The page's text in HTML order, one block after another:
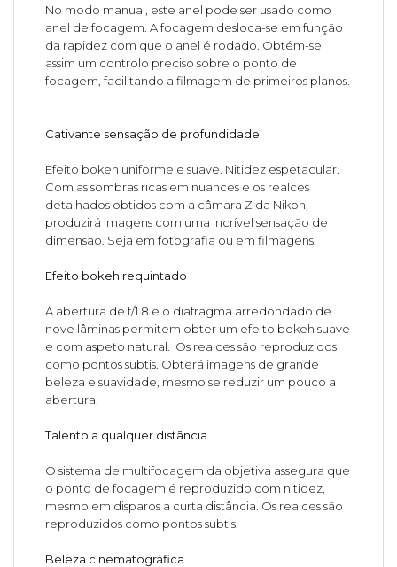
No modo manual, este anel pode ser usado como
anel de focagem. A focagem desloca-se em função
da rapidez com que o anel é rodado. Obtém-se
assim um controlo preciso sobre o ponto de
focagem, facilitando a filmagem de primeiros planos.
Cativante sensação de profundidade
Efeito bokeh uniforme e suave. Nitidez espetacular.
Com as sombras ricas em nuances e os realces
detalhados obtidos com a câmara Z da Nikon,
produzirá imagens com uma incrível sensação de
dimensão. Seja em fotografia ou em filmagens.
Efeito bokeh requintado
A abertura de f/1.8 e o diafragma arredondado de
nove lâminas permitem obter um efeito bokeh suave
e com aspeto natural. Os realces são reproduzidos
como pontos subtis. Obterá imagens de grande
beleza e suavidade, mesmo se reduzir um pouco a
abertura.
Talento a qualquer distância
O sistema de multifocagem da objetiva assegura que
o ponto de focagem é reproduzido com nitidez,
mesmo em disparos a curta distância. Os realces são
reproduzidos como pontos subtis.
Beleza cinematográfica